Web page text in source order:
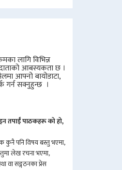
लागि विभिन्न
आबस्यकता छ ।
आफ्नो बायोडाटा,
गर्न सक्नुहुन्छ ।
तपाईँ पाठकहरू को हो,
कुनै पनि विषय बस्तु भएमा,
लेख रचना भएमा,
वा सङ्गठनका प्रेस